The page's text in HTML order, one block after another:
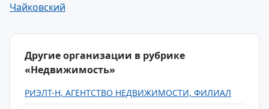
Чайковский
Другие организации в рубрике
«Недвижимость»
РИЭЛТ-Н, АГЕНТСТВО НЕДВИЖИМОСТИ, ФИЛИАЛ